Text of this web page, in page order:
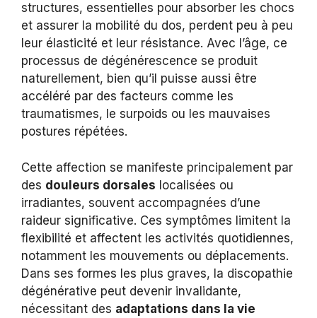
structures, essentielles pour absorber les chocs
et assurer la mobilité du dos, perdent peu à peu
leur élasticité et leur résistance. Avec l’âge, ce
processus de dégénérescence se produit
naturellement, bien qu’il puisse aussi être
accéléré par des facteurs comme les
traumatismes, le surpoids ou les mauvaises
postures répétées.
Cette affection se manifeste principalement par
des douleurs dorsales localisées ou
irradiantes, souvent accompagnées d’une
raideur significative. Ces symptômes limitent la
flexibilité et affectent les activités quotidiennes,
notamment les mouvements ou déplacements.
Dans ses formes les plus graves, la discopathie
dégénérative peut devenir invalidante,
nécessitant des adaptations dans la vie